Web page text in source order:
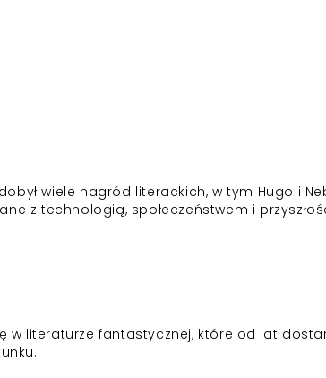
wiele nagród literackich, w tym Hugo i
z technologią, społeczeństwem i
w literaturze fantastycznej, które od lat